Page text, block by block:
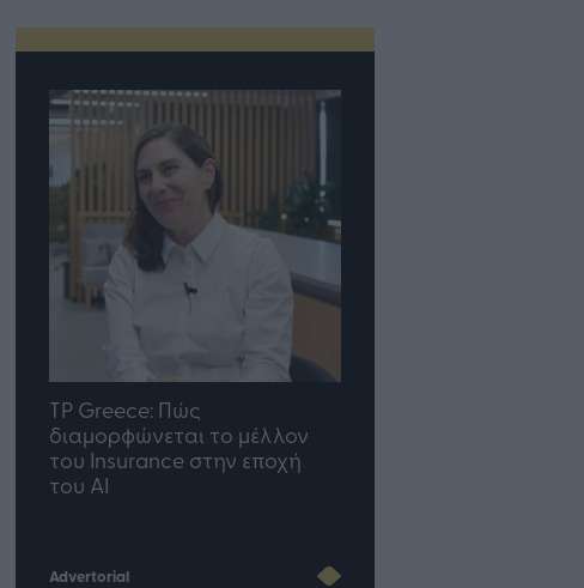
TP Greece: Πώς
διαμορφώνεται το μέλλον
του Insurance στην εποχή
του AI
Advertorial